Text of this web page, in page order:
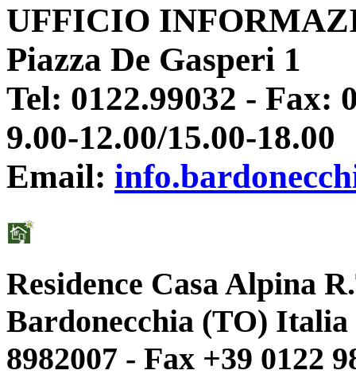
UFFICIO
Piazza De Gasperi 1
Tel: 0122.99032 -
9.00-12.00/15.00-18.00
Email:
Residence Casa Alpina
Bardonecchia (TO) Italia
8982007 - Fax +39 0122